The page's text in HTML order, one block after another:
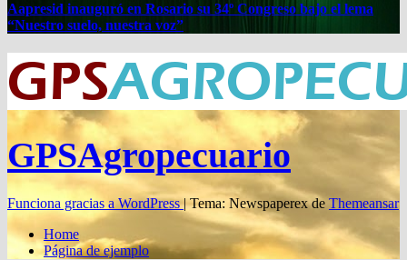
Aapresid inauguró en Rosario su 34º Congreso bajo el lema
“Nuestro suelo, nuestra voz”
GPSAgropecuario
Funciona gracias a WordPress|Tema: Newspaperex de Themeansar
Home
Página de ejemplo